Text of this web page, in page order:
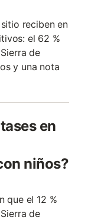
reciben en
el 62 %
de
y una nota
en
niños?
que el 12 %
de